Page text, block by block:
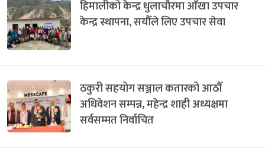
हिमालीको केन्द्र धुलाचौरमा आँखा उपचार
केन्द्र स्थापना, सयौँले लिए उपचार सेवा
ठकुरी सहयोग सञ्जाल कतारको आठौँ
अधिवेशन सम्पन्न, महेन्द्र शाही अध्यक्षमा
सर्वसम्मत निर्वाचित